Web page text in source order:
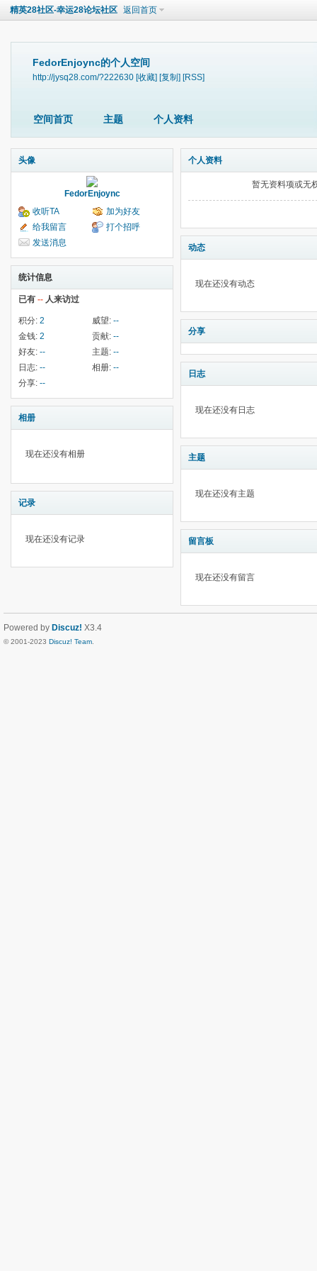
精英28社区-幸运28论坛社区 返回首页
FedorEnjoync的个人空间
http://jysq28.com/?222630 [收藏] [复制] [RSS]
空间首页 主题 个人资料
头像
FedorEnjoync
收听TA
加为好友
给我留言
打个招呼
发送消息
统计信息
已有 -- 人来访过
积分: 2 威望: --
金钱: 2 贡献: --
好友: -- 主题: --
日志: -- 相册: --
分享: --
相册
现在还没有相册
记录
现在还没有记录
个人资料
暂无资料项或无
动态
现在还没有动态
分享
日志
现在还没有日志
主题
现在还没有主题
留言板
现在还没有留言
Powered by Discuz! X3.4
© 2001-2023 Discuz! Team